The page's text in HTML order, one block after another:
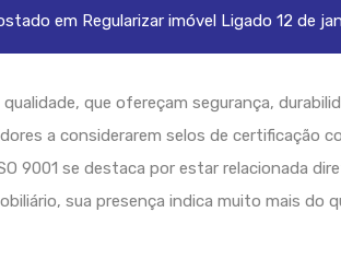
em Regularizar imóvel Ligado 12 de
que ofereçam segurança,
a considerarem selos de certificação
9001 se destaca por estar relacionada
sua presença indica muito mais do